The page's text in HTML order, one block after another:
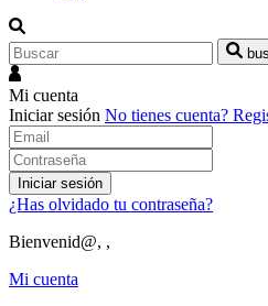
Mi cuenta
Iniciar sesión No tienes cuenta?
Iniciar sesión
¿Has olvidado tu contraseña?
Bienvenid@, ,
Mi cuenta